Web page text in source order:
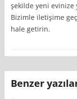
şekilde yeni evinize
Bizimle iletişime
hale getirin.
Benzer